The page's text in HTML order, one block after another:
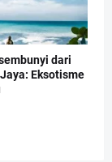
dari
Eksotisme